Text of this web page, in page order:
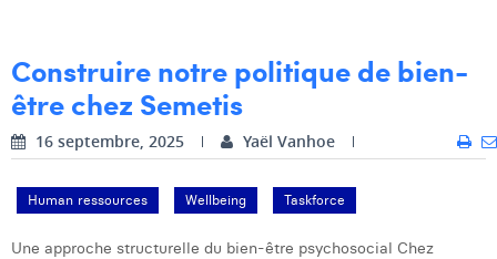
Justine Cremer
Laura Rooseleer
Laura Verhelst
Lena Pignoloni
Construire notre politique de bien-
être chez Semetis
16 septembre, 2025 Yaël Vanhoe
Human ressources Wellbeing Taskforce
Une approche structurelle du bien-être psychosocial Chez